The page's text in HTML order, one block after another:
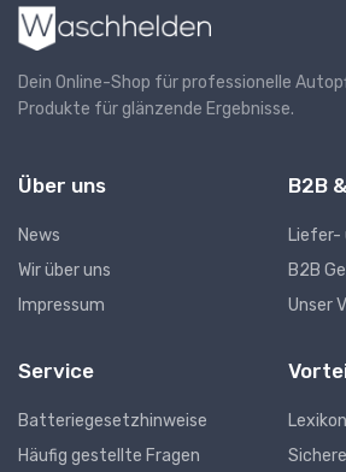
Dein Online-Shop für professionelle
Produkte für glänzende Ergebnisse.
Über uns
News
Wir über uns
Impressum
B2B
Liefer-
B2B
Unser
Service
Batteriegesetzhinweise
Häufig gestellte Fragen
Lexikon